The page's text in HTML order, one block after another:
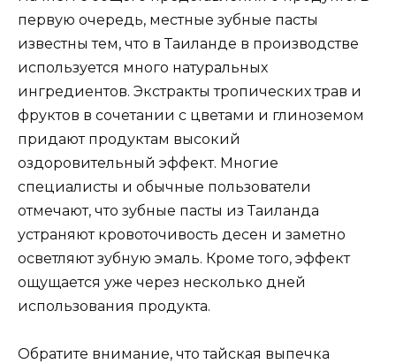
первую очередь, местные зубные пасты
известны тем, что в Таиланде в производстве
используется много натуральных
ингредиентов. Экстракты тропических трав и
фруктов в сочетании с цветами и глиноземом
придают продуктам высокий
оздоровительный эффект. Многие
специалисты и обычные пользователи
отмечают, что зубные пасты из Таиланда
устраняют кровоточивость десен и заметно
осветляют зубную эмаль. Кроме того, эффект
ощущается уже через несколько дней
использования продукта.
Обратите внимание, что тайская выпечка